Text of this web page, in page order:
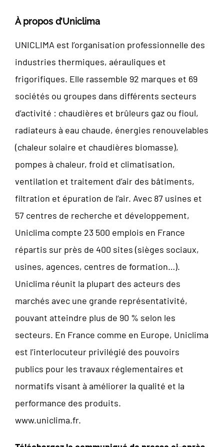
À propos d’Uniclima
UNICLIMA est l’organisation professionnelle des
industries thermiques, aérauliques et
frigorifiques. Elle rassemble 92 marques et 69
sociétés ou groupes dans différents secteurs
d’activité : chaudières et brûleurs gaz ou fioul,
radiateurs à eau chaude, énergies renouvelables
(chaleur solaire et chaudières biomasse),
pompes à chaleur, froid et climatisation,
ventilation et traitement d’air des bâtiments,
filtration et épuration de l’air. Avec 87 usines et
57 centres de recherche et développement,
Uniclima compte 23 500 emplois en France
répartis sur près de 400 sites (sièges sociaux,
usines, agences, centres de formation…).
Uniclima réunit la plupart des acteurs des
marchés avec une grande représentativité,
pouvant atteindre plus de 90 % selon les
secteurs. En France comme en Europe, Uniclima
est l’interlocuteur privilégié des pouvoirs
publics pour les travaux réglementaires et
normatifs visant à améliorer la qualité et la
performance des produits.
www.uniclima.fr.